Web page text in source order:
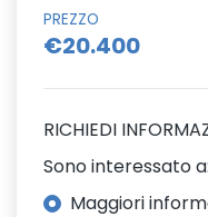
PREZZO
€20.400
RICHIEDI
Sono interessato a:
Maggiori